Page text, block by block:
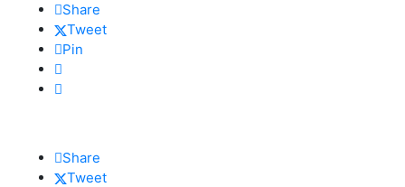
Share
Tweet
Pin
Share
Tweet